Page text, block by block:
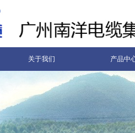
关于我们 产品中